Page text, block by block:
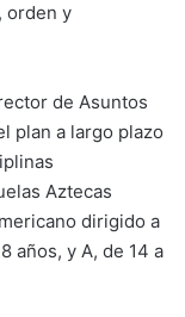
orden y
de Asuntos
plan a largo plazo
Aztecas
dirigido a
años, y A, de 14 a